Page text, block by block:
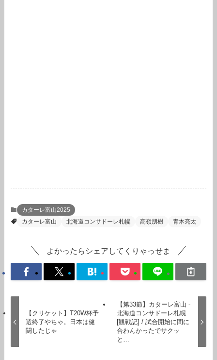
カターレ富山2025
カターレ富山
北海道コンサドーレ札幌 高嶺朋樹 青木亮太
よかったらシェアしてくりゃっせま
【クリケット】T20W杯予
選終了やちゃ。日本は健
闘したじゃ
【第33節】カターレ富山 -
北海道コンサドーレ札幌
[観戦記] / 試合開始に間に
合わんかったでサクッ
と…